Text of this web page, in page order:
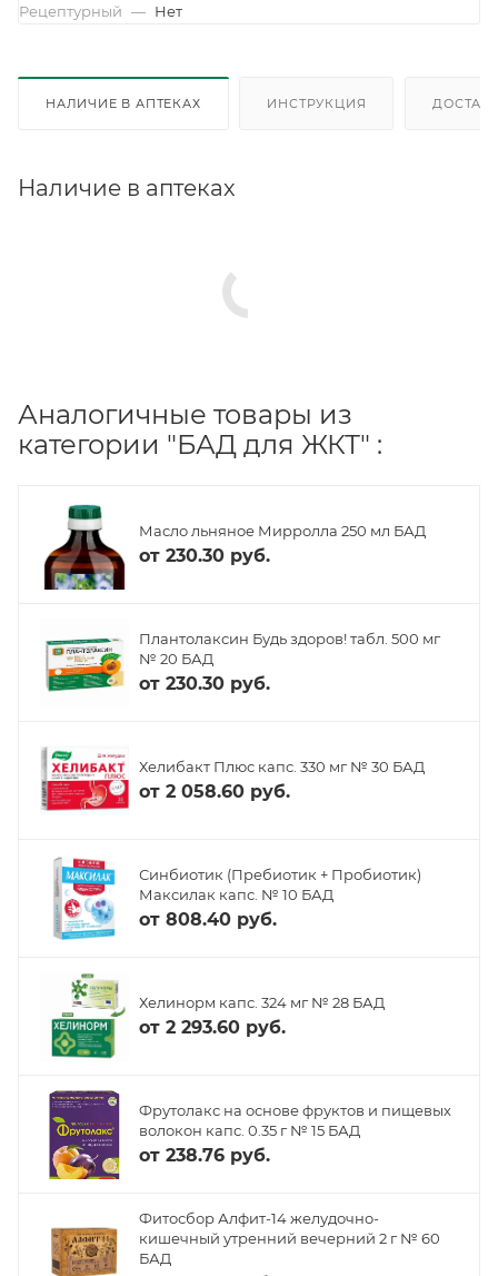
Рецептурный — Нет
НАЛИЧИЕ В АПТЕКАХ ИНСТРУКЦИЯ
Наличие в аптеках
Аналогичные товары из
категории "БАД для ЖКТ" :
Масло льняное Мирролла 250 мл БАД
от 230.30 руб.
Плантолаксин Будь здоров! табл. 500 мг
№ 20 БАД
от 230.30 руб.
Хелибакт Плюс капс. 330 мг № 30 БАД
от 2 058.60 руб.
Синбиотик (Пребиотик + Пробиотик)
Максилак капс. № 10 БАД
от 808.40 руб.
Хелинорм капс. 324 мг № 28 БАД
от 2 293.60 руб.
Фрутолакс на основе фруктов и пищевых
волокон капс. 0.35 г № 15 БАД
от 238.76 руб.
Фитосбор Алфит-14 желудочно-
кишечный утренний вечерний 2 г № 60
БАД